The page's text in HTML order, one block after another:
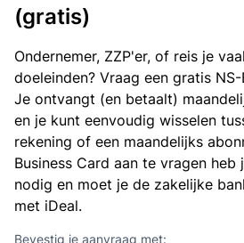
(gratis)
Ondernemer, ZZP'er, of reis je
doeleinden? Vraag een gratis
Je ontvangt (en betaalt)
en je kunt eenvoudig wisselen
rekening of een maandelijks
Business Card aan te vragen heb
nodig en moet je de zakelijke
met iDeal.
Bevestig je aanvraag met: